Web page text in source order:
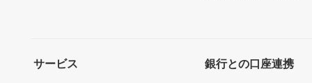
サービス 銀行との口座連携